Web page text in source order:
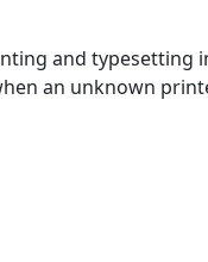
and typesetting
an unknown